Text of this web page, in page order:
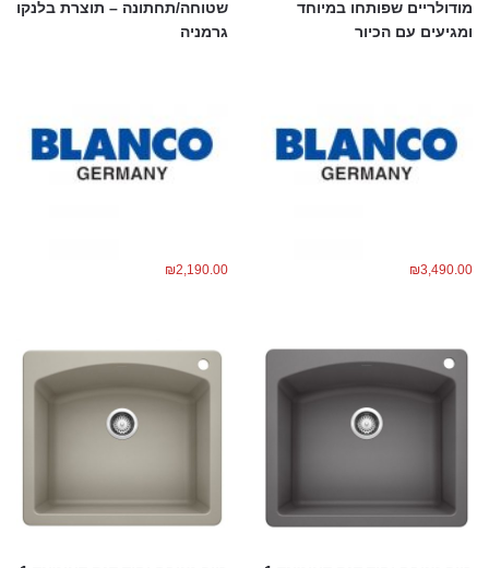
מודולריים שפותחו במיוחד
ומגיעים עם הכיור
₪3,490.00
שטוחה/תחתונה – תוצרת בלנקו
גרמניה
₪2,190.00